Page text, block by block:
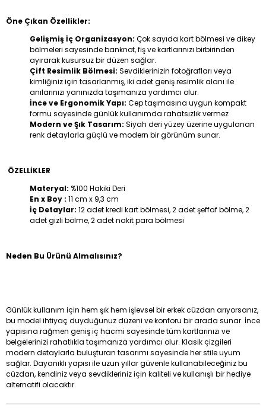
Öne Çıkan Özellikler:
Gelişmiş İç Organizasyon: Çok sayıda kart bölmesi ve dikey
bölmeleri sayesinde banknot, fiş ve kartlarınızı birbirinden
ayırarak kusursuz bir düzen sağlar.
Çift Resimlik Bölmesi: Sevdiklerinizin fotoğrafları veya
kimliğiniz için tasarlanmış, iki adet geniş resimlik alanı ile
anılarınızı yanınızda taşımanıza yardımcı olur.
İnce ve Ergonomik Yapı: Cep taşımasına uygun kompakt
formu sayesinde günlük kullanımda rahatsızlık vermez
Modern ve Şık Tasarım: Siyah deri yüzey üzerine uygulanan
renk detaylarla güçlü ve modern bir görünüm sunar.
ÖZELLİKLER
Materyal: %100 Hakiki Deri
En x Boy : 11 cm x 9,3 cm
İç Detaylar: 12 adet kredi kart bölmesi, 2 adet şeffaf bölme, 2
adet gizli bölme, 2 adet nakit para bölmesi
Neden Bu Ürünü Almalısınız?
Günlük kullanım için hem şık hem işlevsel bir erkek cüzdan arıyorsanız,
bu model ihtiyaç duyduğunuz düzeni ve konforu bir arada sunar. İnce
yapısına rağmen geniş iç hacmi sayesinde tüm kartlarınızı ve
belgelerinizi rahatlıkla taşımanıza yardımcı olur. Klasik çizgileri
modern detaylarla buluşturan tasarımı sayesinde her stile uyum
sağlar. Dayanıklı yapısı ile uzun yıllar güvenle kullanabileceğiniz bu
cüzdan, kendiniz veya sevdikleriniz için kaliteli ve kullanışlı bir hediye
alternatifi olacaktır.